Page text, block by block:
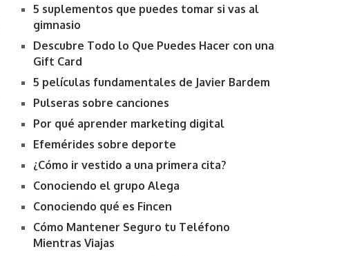
5 suplementos que puedes tomar si vas al
gimnasio
Descubre Todo lo Que Puedes Hacer con una
Gift Card
5 películas fundamentales de Javier Bardem
Pulseras sobre canciones
Por qué aprender marketing digital
Efemérides sobre deporte
¿Cómo ir vestido a una primera cita?
Conociendo el grupo Alega
Conociendo qué es Fincen
Cómo Mantener Seguro tu Teléfono
Mientras Viajas